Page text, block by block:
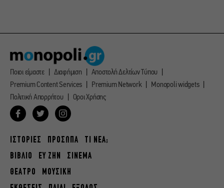
Ποιοι είμαστε Διαφήμιση
Αποστολή Δελτίων Τύπου
Premium Content Services
Premium Network
Monopoli widgets
Πολιτική Απορρήτου
Οροι Χρήσης
ΙΣΤΟΡΙΕΣ ΠΡΟΣΩΠΑ
ΤΙ ΝΕΑ;
ΒΙΒΛΙΟ
ΕΥ ΖΗΝ
ΣΙΝΕΜΑ
ΘΕΑΤΡΟ
ΜΟΥΣΙΚΗ